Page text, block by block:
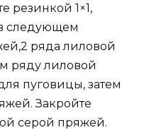
резинкой 1×1,
следующем
ряда лиловой
ряду лиловой
пуговицы, затем
Закройте
серой пряжей.